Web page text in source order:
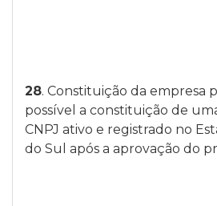
28. Constituição da empresa
possível a constituição de
CNPJ ativo e registrado no
do Sul após a aprovação do